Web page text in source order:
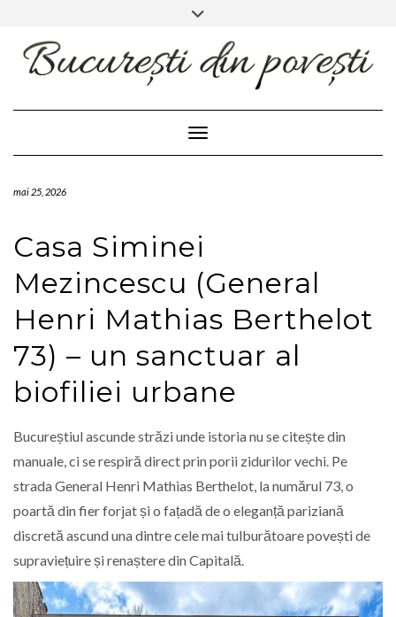
content
Toggle
Toggle Navigation
mai 25, 2026
Casa Siminei
Mezincescu (General
Henri Mathias Berthelot
73) – un sanctuar al
biofiliei urbane
Bucureștiul ascunde străzi unde istoria nu se citește din
manuale, ci se respiră direct prin porii zidurilor vechi. Pe
strada General Henri Mathias Berthelot, la numărul 73, o
poartă din fier forjat și o fațadă de o eleganță pariziană
discretă ascund una dintre cele mai tulburătoare povești de
supraviețuire și renaștere din Capitală.